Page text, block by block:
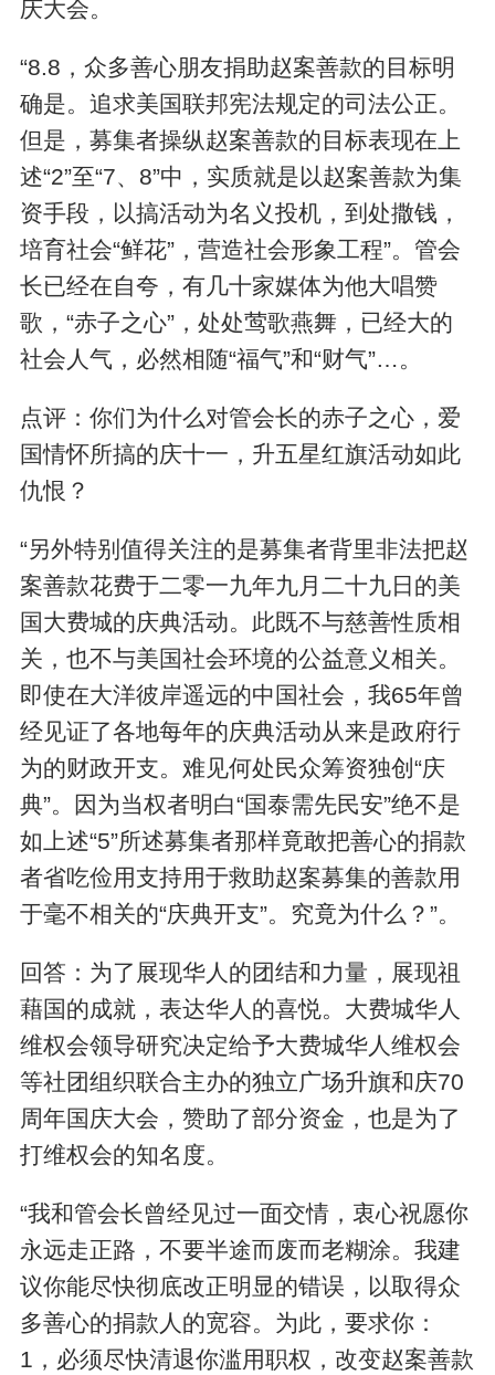
庆大会。
“8.8，众多善心朋友捐助赵案善款的目标明
确是。追求美国联邦宪法规定的司法公正。
但是，募集者操纵赵案善款的目标表现在上
述“2”至“7、8”中，实质就是以赵案善款为集
资手段，以搞活动为名义投机，到处撒钱，
培育社会“鲜花”，营造社会形象工程”。管会
长已经在自夸，有几十家媒体为他大唱赞
歌，“赤子之心”，处处莺歌燕舞，已经大的
社会人气，必然相随“福气”和“财气”…。
点评：你们为什么对管会长的赤子之心，爱
国情怀所搞的庆十一，升五星红旗活动如此
仇恨？
“另外特别值得关注的是募集者背里非法把赵
案善款花费于二零一九年九月二十九日的美
国大费城的庆典活动。此既不与慈善性质相
关，也不与美国社会环境的公益意义相关。
即使在大洋彼岸遥远的中国社会，我65年曾
经见证了各地每年的庆典活动从来是政府行
为的财政开支。难见何处民众筹资独创“庆
典”。因为当权者明白“国泰需先民安”绝不是
如上述“5”所述募集者那样竟敢把善心的捐款
者省吃俭用支持用于救助赵案募集的善款用
于毫不相关的“庆典开支”。究竟为什么？”。
回答：为了展现华人的团结和力量，展现祖
藉国的成就，表达华人的喜悦。大费城华人
维权会领导研究决定给予大费城华人维权会
等社团组织联合主办的独立广场升旗和庆70
周年国庆大会，赞助了部分资金，也是为了
打维权会的知名度。
“我和管会长曾经见过一面交情，衷心祝愿你
永远走正路，不要半途而废而老糊涂。我建
议你能尽快彻底改正明显的错误，以取得众
多善心的捐款人的宽容。为此，要求你：
1，必须尽快清退你滥用职权，改变赵案善款